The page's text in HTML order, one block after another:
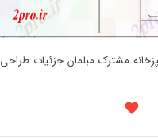
مشترک مبلمان جزئیات طراحی